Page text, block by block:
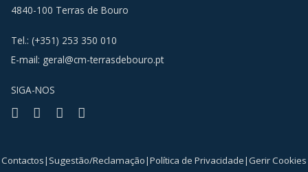
4840-100 Terras de Bouro
Tel.: (+351) 253 350 010
E-mail: geral@cm-terrasdebouro.pt
SIGA-NOS
Facebook
Youtube
Instagram
Contactos| Sugestão/Reclamação|Política de Privacidade|Gerir Cookies